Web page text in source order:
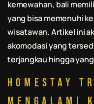
kemewahan, bali
yang bisa memenuhi
wisatawan. Artikel ini
akomodasi yang
terjangkau hingga
Homestay